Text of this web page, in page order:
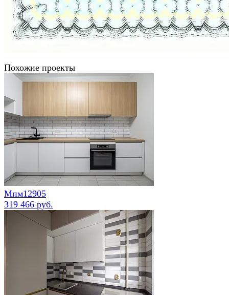
Похожие проекты
Мпм12905
319 466 руб.